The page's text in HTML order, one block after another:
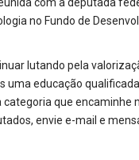
no Fundo de
lutando pela
uma educação
que encaminhe
envie e-mail e